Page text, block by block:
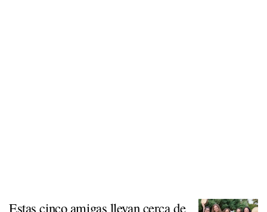
Estas cinco amigas llevan cerca de